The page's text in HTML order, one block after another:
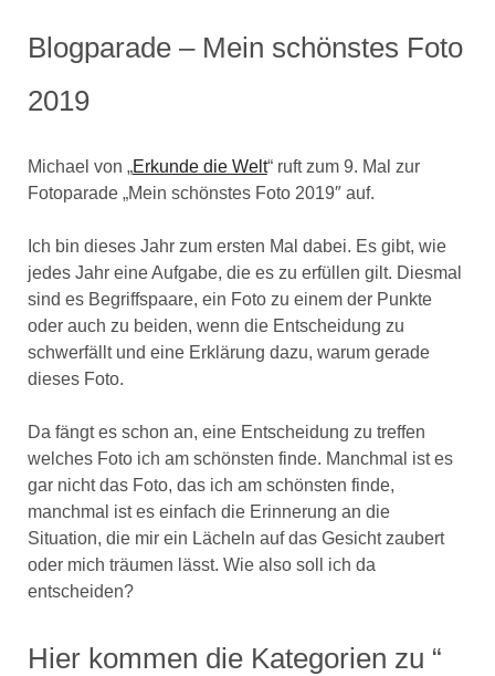
Blogparade – Mein schönstes Foto
2019
Michael von „Erkunde die Welt“ ruft zum 9. Mal zur
Fotoparade „Mein schönstes Foto 2019″ auf.
Ich bin dieses Jahr zum ersten Mal dabei. Es gibt, wie
jedes Jahr eine Aufgabe, die es zu erfüllen gilt. Diesmal
sind es Begriffspaare, ein Foto zu einem der Punkte
oder auch zu beiden, wenn die Entscheidung zu
schwerfällt und eine Erklärung dazu, warum gerade
dieses Foto.
Da fängt es schon an, eine Entscheidung zu treffen
welches Foto ich am schönsten finde. Manchmal ist es
gar nicht das Foto, das ich am schönsten finde,
manchmal ist es einfach die Erinnerung an die
Situation, die mir ein Lächeln auf das Gesicht zaubert
oder mich träumen lässt. Wie also soll ich da
entscheiden?
Hier kommen die Kategorien zu “